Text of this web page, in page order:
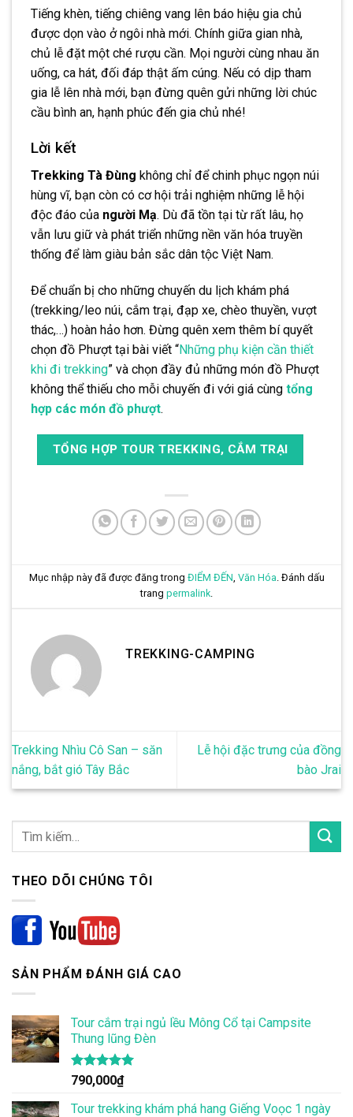
Tiếng khèn, tiếng chiêng vang lên báo hiệu gia chủ
được dọn vào ở ngôi nhà mới. Chính giữa gian nhà,
chủ lễ đặt một ché rượu cần. Mọi người cùng nhau ăn
uống, ca hát, đối đáp thật ấm cúng. Nếu có dịp tham
gia lễ lên nhà mới, bạn đừng quên gửi những lời chúc
cầu bình an, hạnh phúc đến gia chủ nhé!
Lời kết
Trekking Tà Đùng không chỉ để chinh phục ngọn núi
hùng vĩ, bạn còn có cơ hội trải nghiệm những lễ hội
độc đáo của người Mạ. Dù đã tồn tại từ rất lâu, họ
vẫn lưu giữ và phát triển những nền văn hóa truyền
thống để làm giàu bản sắc dân tộc Việt Nam.
Để chuẩn bị cho những chuyến du lịch khám phá
(trekking/leo núi, cắm trại, đạp xe, chèo thuyền, vượt
thác,…) hoàn hảo hơn. Đừng quên xem thêm bí quyết
chọn đồ Phượt tại bài viết “Những phụ kiện cần thiết
khi đi trekking” và chọn đầy đủ những món đồ Phượt
không thể thiếu cho mỗi chuyến đi với giá cùng tổng
hợp các món đồ phượt.
TỔNG HỢP TOUR TREKKING, CẮM TRẠI
Mục nhập này đã được đăng trong ĐIỂM ĐẾN, Văn Hóa. Đánh dấu
trang permalink.
TREKKING-CAMPING
Trekking Nhìu Cô San – săn
nắng, bắt gió Tây Bắc
Lễ hội đặc trưng của đồng
bào Jrai
THEO DÕI CHÚNG TÔI
SẢN PHẨM ĐÁNH GIÁ CAO
Tour cắm trại ngủ lều Mông Cổ tại Campsite
Thung lũng Đèn
Được xếp
hạng
5.00
5 sao
790,000₫
Tour trekking khám phá hang Giếng Voọc 1 ngày